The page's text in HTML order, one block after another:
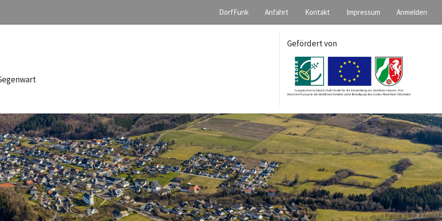
DorfFunk Anfahrt Kontakt Impressum Anmelden
Gefördert von